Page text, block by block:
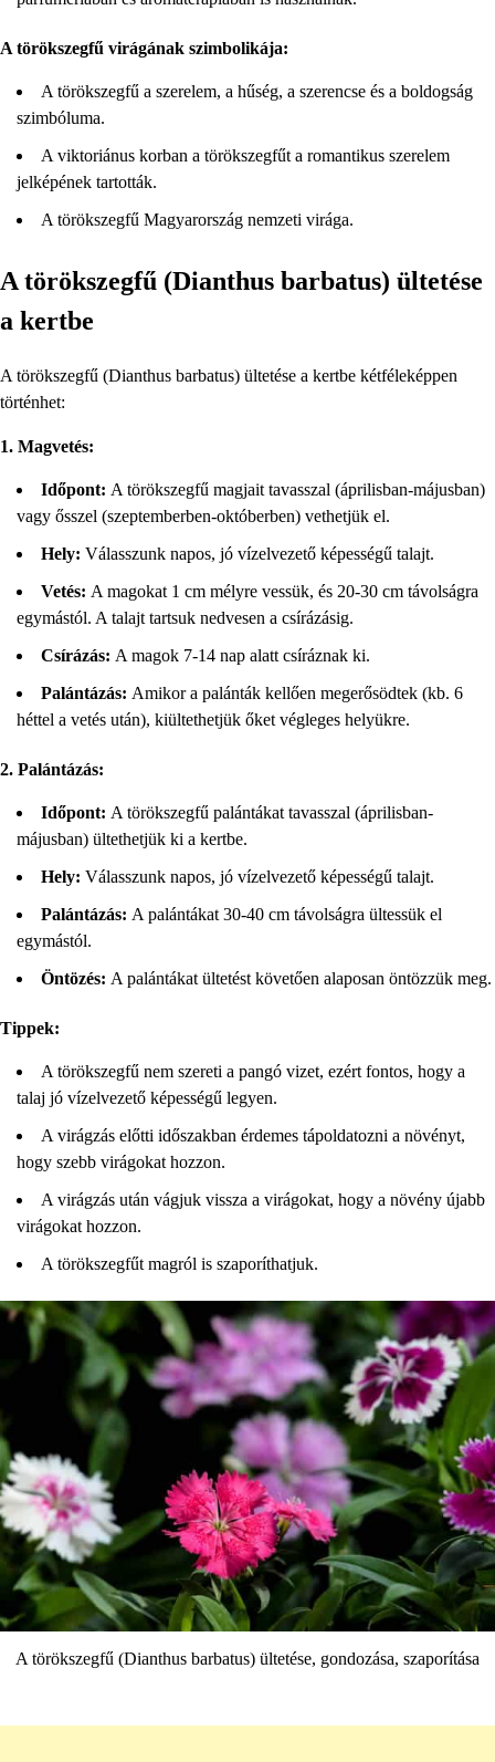
A törökszegfű virágának szimbolikája:
A törökszegfű a szerelem, a hűség, a szerencse és a boldogság
szimbóluma.
A viktoriánus korban a törökszegfűt a romantikus szerelem
jelképének tartották.
A törökszegfű Magyarország nemzeti virága.
A törökszegfű (Dianthus barbatus) ültetése
a kertbe
A törökszegfű (Dianthus barbatus) ültetése a kertbe kétféleképpen
történhet:
1. Magvetés:
Időpont: A törökszegfű magjait tavasszal (áprilisban-májusban)
vagy ősszel (szeptemberben-októberben) vethetjük el.
Hely: Válasszunk napos, jó vízelvezető képességű talajt.
Vetés: A magokat 1 cm mélyre vessük, és 20-30 cm távolságra
egymástól. A talajt tartsuk nedvesen a csírázásig.
Csírázás: A magok 7-14 nap alatt csíráznak ki.
Palántázás: Amikor a palánták kellően megerősödtek (kb. 6
héttel a vetés után), kiültethetjük őket végleges helyükre.
2. Palántázás:
Időpont: A törökszegfű palántákat tavasszal (áprilisban-
májusban) ültethetjük ki a kertbe.
Hely: Válasszunk napos, jó vízelvezető képességű talajt.
Palántázás: A palántákat 30-40 cm távolságra ültessük el
egymástól.
Öntözés: A palántákat ültetést követően alaposan öntözzük meg.
Tippek:
A törökszegfű nem szereti a pangó vizet, ezért fontos, hogy a
talaj jó vízelvezető képességű legyen.
A virágzás előtti időszakban érdemes tápoldatozni a növényt,
hogy szebb virágokat hozzon.
A virágzás után vágjuk vissza a virágokat, hogy a növény újabb
virágokat hozzon.
A törökszegfűt magról is szaporíthatjuk.
A törökszegfű (Dianthus barbatus) ültetése, gondozása, szaporítása